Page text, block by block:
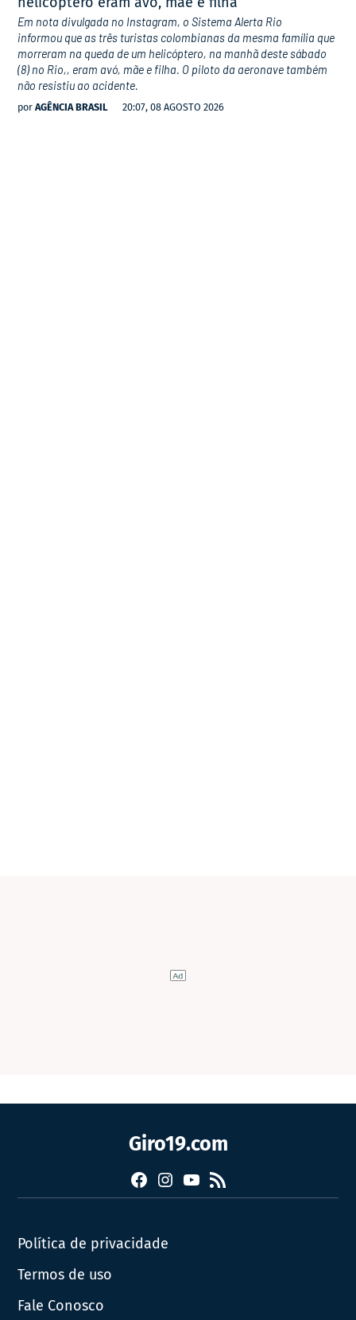
Em nota divulgada no Instagram, o Sistema Alerta Rio
informou que as três turistas colombianas da mesma família que
morreram na queda de um helicóptero, na manhã deste sábado
(8) no Rio,, eram avó, mãe e filha. O piloto da aeronave também
não resistiu ao acidente.
por AGÊNCIA BRASIL 20:07, 08 AGOSTO 2026
Giro19.com
FacebookInstagram
YouTube
RSS
Política de privacidade
Termos de uso
Fale Conosco